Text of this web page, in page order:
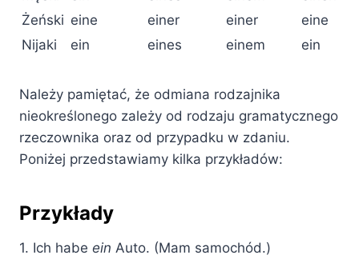
Żeński eine einer einer
eine
Nijaki
ein eines einem ein
Należy pamiętać, że odmiana rodzajnika
nieokreślonego zależy od rodzaju gramatycznego
rzeczownika oraz od przypadku w zdaniu.
Poniżej przedstawiamy kilka przykładów:
Przykłady
1. Ich habe ein Auto. (Mam samochód.)